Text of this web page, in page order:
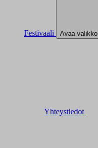
Festivaali Avaa valikko
Yhteystiedot